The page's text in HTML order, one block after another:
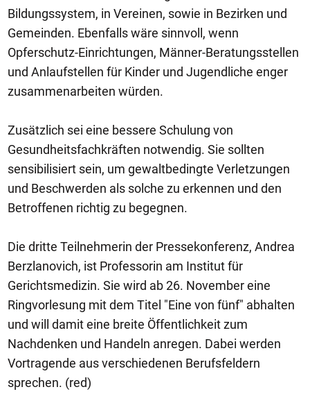
Bildungssystem, in Vereinen, sowie in Bezirken und
Gemeinden. Ebenfalls wäre sinnvoll, wenn
Opferschutz-Einrichtungen, Männer-Beratungsstellen
und Anlaufstellen für Kinder und Jugendliche enger
zusammenarbeiten würden.
Zusätzlich sei eine bessere Schulung von
Gesundheitsfachkräften notwendig. Sie sollten
sensibilisiert sein, um gewaltbedingte Verletzungen
und Beschwerden als solche zu erkennen und den
Betroffenen richtig zu begegnen.
Die dritte Teilnehmerin der Pressekonferenz, Andrea
Berzlanovich, ist Professorin am Institut für
Gerichtsmedizin. Sie wird ab 26. November eine
Ringvorlesung mit dem Titel "Eine von fünf" abhalten
und will damit eine breite Öffentlichkeit zum
Nachdenken und Handeln anregen. Dabei werden
Vortragende aus verschiedenen Berufsfeldern
sprechen. (red)